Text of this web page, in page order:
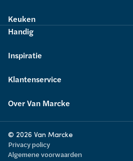
Keuken
Handig
Inspiratie
Klantenservice
Over Van Marcke
© 2026 Van Marcke
Privacy policy
Algemene voorwaarden